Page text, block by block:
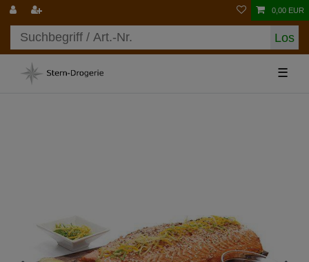
Los
0,00 EUR
☰